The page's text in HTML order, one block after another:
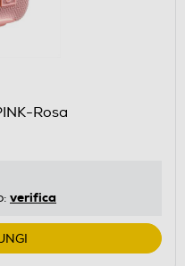
Rosa
verifica